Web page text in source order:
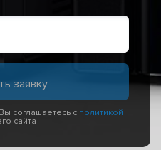
соглашаетесь с политикой
сайта